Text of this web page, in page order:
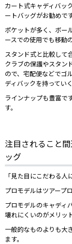
カート式キャディバッ
ートバッグがお勧めです
ポケットが多く、ボー
ースでの使用でも移動
スタンド式と比較して
クラブの保護やスタン
ので、宅配便などでゴ
ディバックを持ってい
ラインナップも豊富で
す。
注目されること
ッグ
「見た目にこだわる人
プロモデルはツアープ
プロモデルのキャディ
壊れにくいのがメリット
一般的なものよりも大
ます。